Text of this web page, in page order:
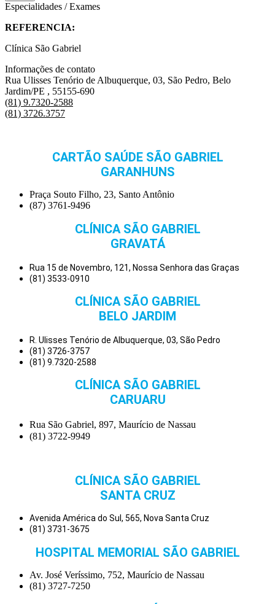
Especialidades / Exames
REFERENCIA:
Clínica São Gabriel
Informações de contato
Rua Ulisses Tenório de Albuquerque, 03, São Pedro, Belo
Jardim/PE , 55155-690
(81) 9.7320-2588
(81) 3726.3757
CARTÃO SAÚDE SÃO GABRIEL
GARANHUNS
Praça Souto Filho, 23, Santo Antônio
(87) 3761-9496
CLÍNICA SÃO GABRIEL
GRAVATÁ
Rua 15 de Novembro, 121, Nossa Senhora das Graças
(81) 3533-0910
CLÍNICA SÃO GABRIEL
BELO JARDIM
R. Ulisses Tenório de Albuquerque, 03, São Pedro
(81) 3726-3757
(81) 9.7320-2588
CLÍNICA SÃO GABRIEL
CARUARU
Rua São Gabriel, 897, Maurício de Nassau
(81) 3722-9949
CLÍNICA SÃO GABRIEL
SANTA CRUZ
Avenida América do Sul, 565, Nova Santa Cruz
(81) 3731-3675
HOSPITAL MEMORIAL SÃO GABRIEL
Av. José Veríssimo, 752, Maurício de Nassau
(81) 3727-7250